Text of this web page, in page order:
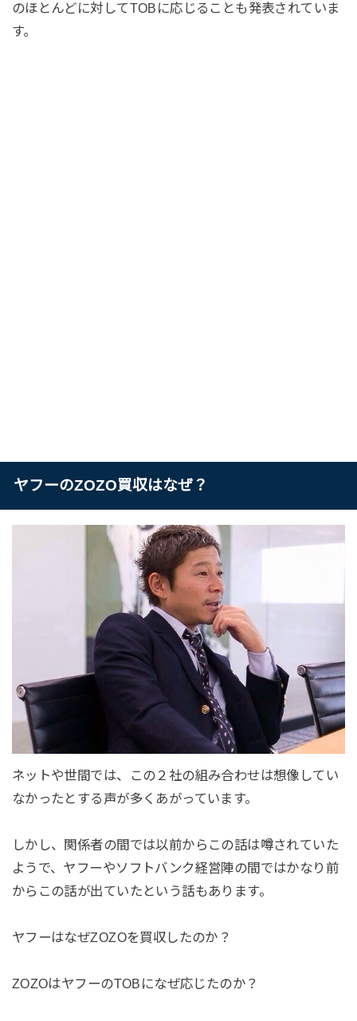
のほとんどに対してTOBに応じることも発表されていま
す。
ヤフーのZOZO買収はなぜ？
ネットや世間では、この２社の組み合わせは想像してい
なかったとする声が多くあがっています。
しかし、関係者の間では以前からこの話は噂されていた
ようで、ヤフーやソフトバンク経営陣の間ではかなり前
からこの話が出ていたという話もあります。
ヤフーはなぜZOZOを買収したのか？
ZOZOはヤフーのTOBになぜ応じたのか？